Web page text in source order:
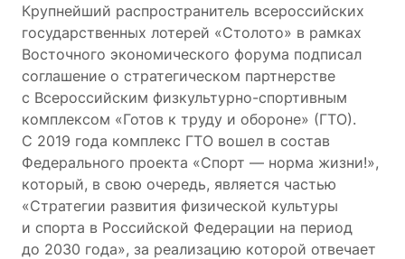
Крупнейший распространитель всероссийских
государственных лотерей «Столото» в рамках
Восточного экономического форума подписал
соглашение о стратегическом партнерстве
с Всероссийским физкультурно-спортивным
комплексом «Готов к труду и обороне» (ГТО).
С 2019 года комплекс ГТО вошел в состав
Федерального проекта «Спорт — норма жизни!»,
который, в свою очередь, является частью
«Стратегии развития физической культуры
и спорта в Российской Федерации на период
до 2030 года», за реализацию которой отвечает